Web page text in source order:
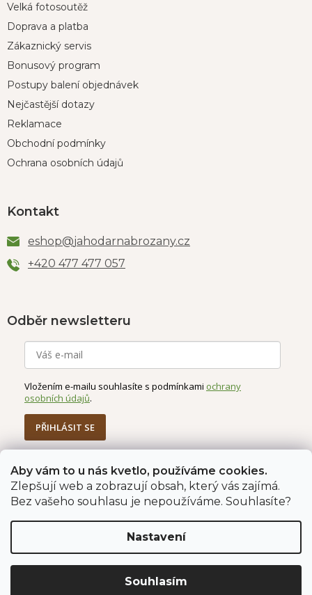
Aby vám to u nás kvetlo, používáme cookies.
Zlepšují web a zobrazují obsah, který vás zajímá.
Bez vašeho souhlasu je nepoužíváme. Souhlasíte?
Nastavení
Souhlasím
Velká fotosoutěž
Doprava a platba
Zákaznický servis
Bonusový program
Postupy balení objednávek
Nejčastější dotazy
Reklamace
Obchodní podmínky
Ochrana osobních údajů
Kontakt
eshop@jahodarnabrozany.cz
+420 477 477 057
Odběr newsletteru
Vložením e-mailu souhlasíte s podmínkami ochrany
osobních údajů.
PŘIHLÁSIT SE
Jahodárna Brozany Obchodní podmínky
Podmínky ochrany údajů
Vytvořil Shoptet Premium
Jahodárna Brozany nad Ohří s.r.o.